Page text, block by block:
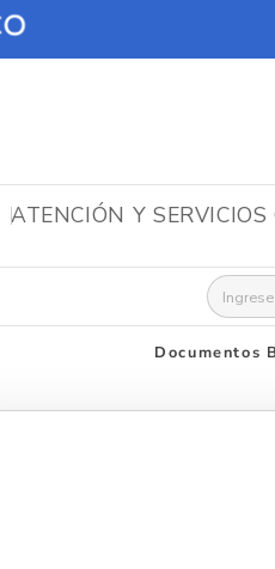
ATENCIÓN Y
Documentos